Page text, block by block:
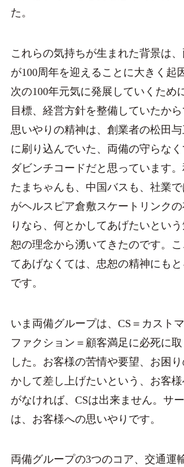
た。
これらの気持ちが生まれた背景は
が100周年を迎えることに大きく起
次の100年元気に発展していくため
目標、経営方針を整備していたから
思いやりの精神は、創業者の松田
に刷り込んでいた、両備の守らな
ダビンチコードだと思っています
たまちゃんも、中国バスも、社業
がヘルスピア倉敷スケートリンク
りなら、何とかしてあげたいとい
恕の理念から湧いてきたのです。
てあげなくては、忠恕の精神にも
です。
いま両備グループは、CS＝カスト
ファクション＝顧客満足に必死に
した。お客様の苦情や要望、お困
かして差し上げたいという、お客様
がなければ、CSは出来ません。サ
は、お客様への思いやりです。
両備グループの3つのコア、交通運